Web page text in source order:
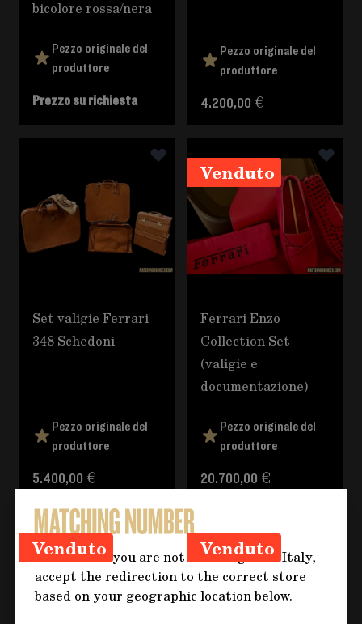
Hi! It seems you are not browsing from Italy,
accept the redirection to the correct store
based on your geographic location below.
bicolore rossa/nera
Pezzo originale del
produttore
Prezzo su richiesta
Pezzo originale del
produttore
4.200,00 €
Set valigie Ferrari
348 Schedoni
Pezzo originale del
produttore
5.400,00 €
Venduto
Ferrari Enzo
Collection Set
(valigie e
documentazione)
Pezzo originale del
produttore
20.700,00 €
Venduto Venduto